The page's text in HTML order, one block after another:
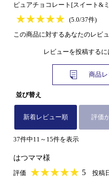
ピュアチョコレート[スイート&
★★★★★
★★★★★ (5.0/37件)
この商品に対するあなたのレビ
レビューを投稿するに
商品レ
並び替え
新着レビュー順 評価
37件中11～15件を表示
はつママ様
評価 ★★★★★
★★★★★ 5 投稿